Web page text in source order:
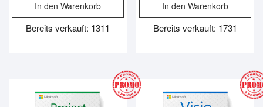
war:
149.99€
ist:
9.99€.
In den Warenkorb
Bereits verkauft: 1311
war:
149.99€14.99€.
In den Warenkorb
Bereits verkauft: 1731